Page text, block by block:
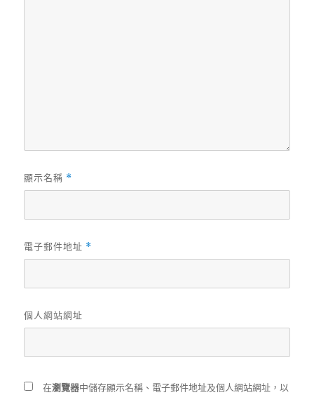
顯示名稱 *
電子郵件地址 *
個人網站網址
在瀏覽器中儲存顯示名稱、電子郵件地址及個人網站網址，以